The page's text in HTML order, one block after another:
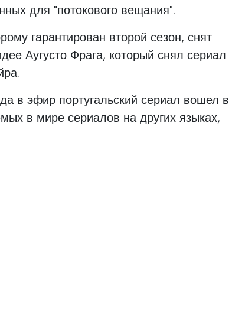
для "потокового вещания".
гарантирован второй сезон, снят
Аугусто Фрага, который снял сериал
в эфир португальский сериал вошел в
в мире сериалов на других языках,